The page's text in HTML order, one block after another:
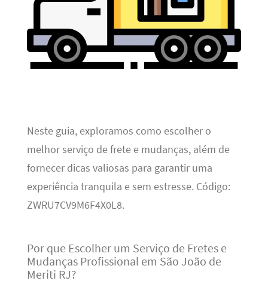
Neste guia, exploramos como escolher o
melhor serviço de frete e mudanças, além de
fornecer dicas valiosas para garantir uma
experiência tranquila e sem estresse. Código:
ZWRU7CV9M6F4X0L8.
Por que Escolher um Serviço de Fretes e
Mudanças Profissional em São João de
Meriti RJ?